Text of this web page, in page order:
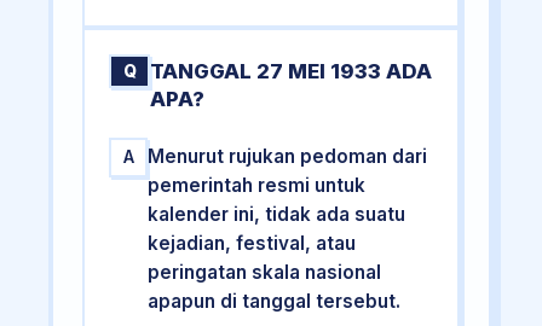
Q
TANGGAL 27 MEI 1933 ADA
APA?
A
Menurut rujukan pedoman dari
pemerintah resmi untuk
kalender ini, tidak ada suatu
kejadian, festival, atau
peringatan skala nasional
apapun di tanggal tersebut.